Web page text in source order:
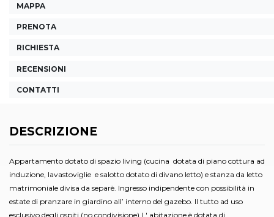
MAPPA
PRENOTA
RICHIESTA
RECENSIONI
CONTATTI
DESCRIZIONE
Appartamento dotato di spazio living (cucina dotata di piano cottura ad
induzione, lavastoviglie e salotto dotato di divano letto) e stanza da letto
matrimoniale divisa da separè. Ingresso indipendente con possibilità in
estate di pranzare in giardino all’ interno del gazebo. Il tutto ad uso
esclusivo degli ospiti (no condivisione).L' abitazione è dotata di